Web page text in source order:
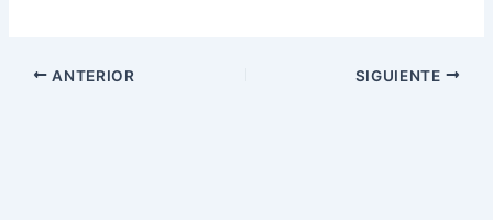
ANTERIOR SIGUIENTE